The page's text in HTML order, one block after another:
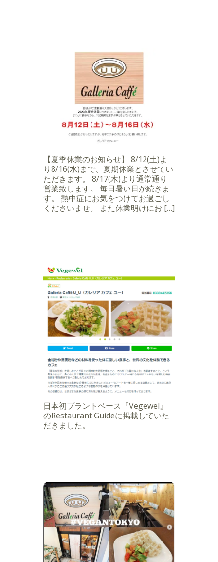
【夏季休業のお知らせ】 8/12(土)よ
り8/16(水)まで、夏期休業とさせてい
ただきます。 8/17(木)より通常通り
営業致します。 毎日暑い日が続きま
す。 熱中症にお気をつけてお過ごし
くださいませ。 また休業明けにお […]
日本初プラントベース『Vegewel』
のRestaurant Guideに掲載していた
だきました。